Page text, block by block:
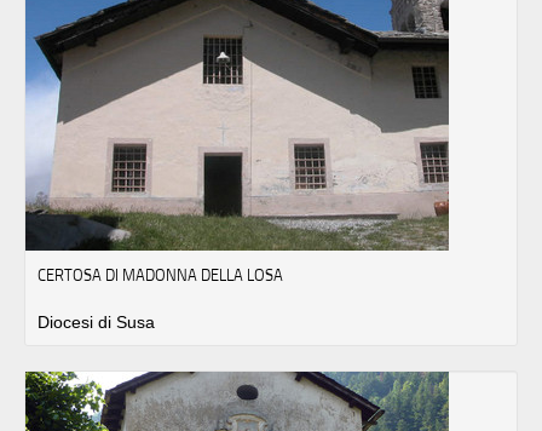
CERTOSA DI MADONNA DELLA LOSA
Diocesi di Susa